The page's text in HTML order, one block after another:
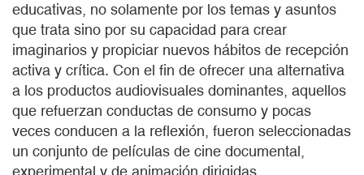
educativas, no solamente por los temas y asuntos
que trata sino por su capacidad para crear
imaginarios y propiciar nuevos hábitos de recepción
activa y crítica. Con el fin de ofrecer una alternativa
a los productos audiovisuales dominantes, aquellos
que refuerzan conductas de consumo y pocas
veces conducen a la reflexión, fueron seleccionadas
un conjunto de películas de cine documental,
experimental y de animación dirigidas